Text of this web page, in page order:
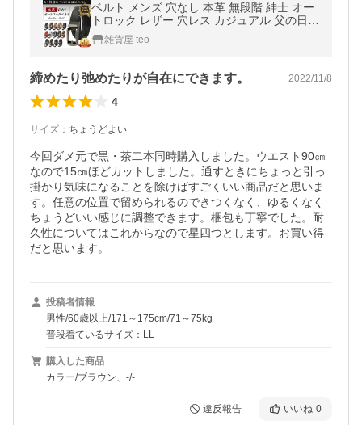
ベルト メンズ 穴なし 本革 無段階 紳士 オー
トロック レザー 穴レス カジュアル 父の日
ビジネス スーツ ゴルフ 長め 自動 社会人 本
皮 40代 50代 爆買
雑貨屋 teo
締めたり弛めたりが自在にできます。 2022/11/8
4
サイズ ： ちょうどよい
今回ダメ元で黒・茶二本同時購入しました。ウエスト90㎝
なので15㎝ほどカットしました。通すときにちょっと引っ
掛かり気味になることを除けばすごくいい商品だと思いま
す。任意の位置で留められるのできつくなく、ゆるくなく
ちょうどいい感じに調整できます。梱包も丁寧でした。耐
久性についてはこれからなので星四つとします。お買い得
だと思います。
投稿者情報
男性/60歳以上/171～175cm/71～75kg
普段着ているサイズ：LL
購入した商品
カラー/ブラウン、-/-
違反報告 いいね 0